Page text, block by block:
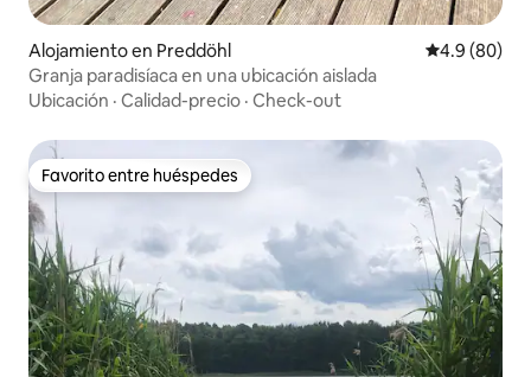
Alojamiento en Preddöhl Calificación
4.9 (80)
Granja paradisíaca en una ubicación aislada
Ubicación · Calidad-precio · Check-out
Favorito entre huéspedes
Favorito entre huéspedes